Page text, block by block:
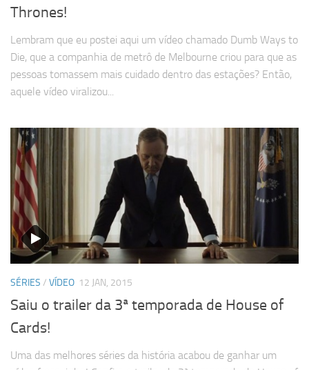
Thrones!
Lembram que eu postei aqui um vídeo chamado Dumb Ways to
Die, que a companhia de metrô de Melbourne criou para que as
pessoas tomassem mais cuidado dentro das estações? Então,
aquele vídeo viralizou...
SÉRIES / VÍDEO 12 JAN, 2015
Saiu o trailer da 3ª temporada de House of
Cards!
Uma das melhores séries da história acabou de ganhar um